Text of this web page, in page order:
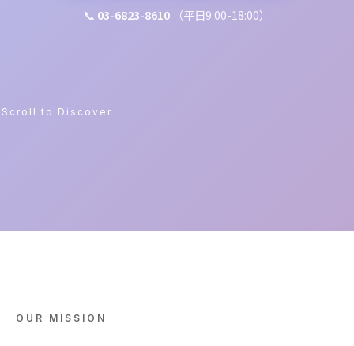
📞 03-6823-8610 （平日9:00-18:00）
Scroll to Discover
OUR MISSION